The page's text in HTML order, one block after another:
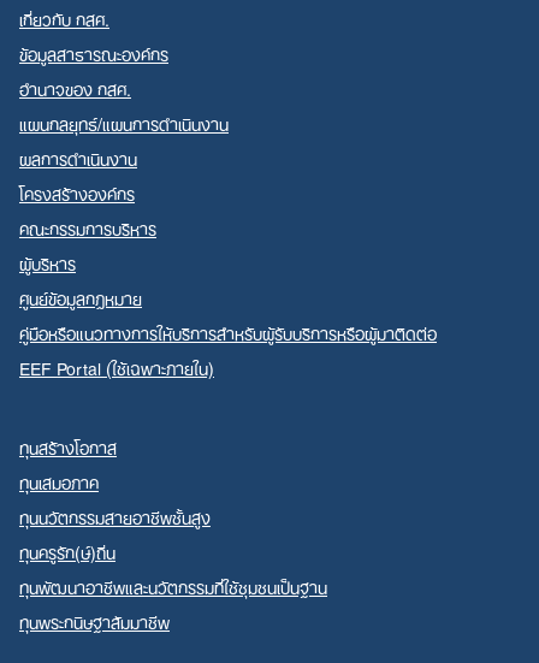
เกี่ยวกับ กสศ.
ข้อมูลสาธารณะองค์กร
อำนาจของ กสศ.
แผนกลยุทธ์/แผนการดำเนินงาน
ผลการดำเนินงาน
โครงสร้างองค์กร
คณะกรรมการบริหาร
ผู้บริหาร
ศูนย์ข้อมูลกฎหมาย
คู่มือหรือแนวทางการให้บริการสำหรับผู้รับบริการหรือผู้มาติดต่อ
EEF Portal (ใช้เฉพาะภายใน)
ทุนสร้างโอกาส
ทุนเสมอภาค
ทุนนวัตกรรมสายอาชีพชั้นสูง
ทุนครูรัก(ษ์)ถิ่น
ทุนพัฒนาอาชีพและนวัตกรรมที่ใช้ชุมชนเป็นฐาน
ทุนพระกนิษฐาสัมมาชีพ